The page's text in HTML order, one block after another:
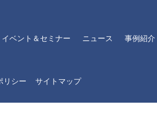
イベント＆セミナー ニュース 事例紹介
リシー サイトマップ